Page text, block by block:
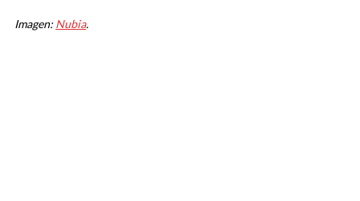
Imagen: Nubia.